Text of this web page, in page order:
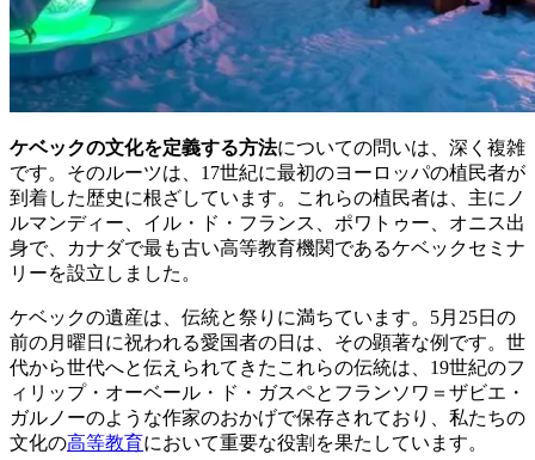
ケベックの文化を定義する方法についての問いは、深く複雑
です。そのルーツは、17世紀に最初のヨーロッパの植民者が
到着した歴史に根ざしています。これらの植民者は、主にノ
ルマンディー、イル・ド・フランス、ポワトゥー、オニス出
身で、カナダで最も古い高等教育機関であるケベックセミナ
リーを設立しました。
ケベックの遺産は、伝統と祭りに満ちています。5月25日の
前の月曜日に祝われる愛国者の日は、その顕著な例です。世
代から世代へと伝えられてきたこれらの伝統は、19世紀のフ
ィリップ・オーベール・ド・ガスペとフランソワ＝ザビエ・
ガルノーのような作家のおかげで保存されており、私たちの
文化の高等教育において重要な役割を果たしています。